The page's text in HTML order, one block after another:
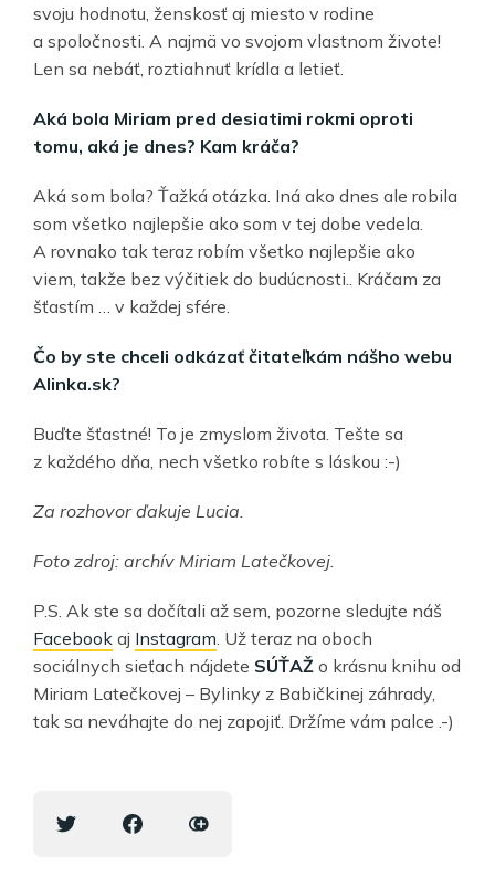
svoju hodnotu, ženskosť aj miesto v rodine
a spoločnosti. A najmä vo svojom vlastnom živote!
Len sa nebáť, roztiahnuť krídla a letieť.
Aká bola Miriam pred desiatimi rokmi oproti
tomu, aká je dnes? Kam kráča?
Aká som bola? Ťažká otázka. Iná ako dnes ale robila
som všetko najlepšie ako som v tej dobe vedela.
A rovnako tak teraz robím všetko najlepšie ako
viem, takže bez výčitiek do budúcnosti.. Kráčam za
šťastím … v každej sfére.
Čo by ste chceli odkázať čitateľkám nášho webu
Alinka.sk?
Buďte šťastné! To je zmyslom života. Tešte sa
z každého dňa, nech všetko robíte s láskou :-)
Za rozhovor ďakuje Lucia.
Foto zdroj: archív Miriam Latečkovej.
P.S. Ak ste sa dočítali až sem, pozorne sledujte náš
Facebook aj Instagram . Už teraz na oboch
sociálnych sieťach nájdete SÚŤAŽ o krásnu knihu od
Miriam Latečkovej – Bylinky z Babičkinej záhrady,
tak sa neváhajte do nej zapojiť. Držíme vám palce .-)